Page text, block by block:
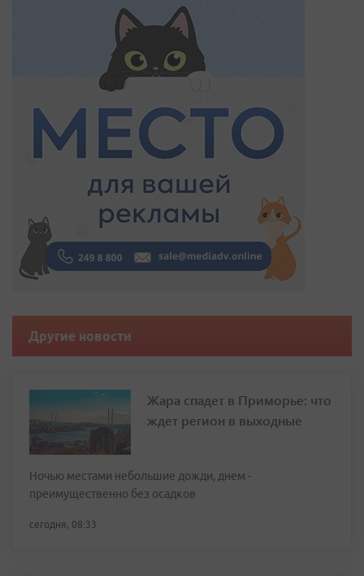
Другие новости
Жара спадет в Приморье: что
ждет регион в выходные
Ночью местами небольшие дожди, днем -
преимущественно без осадков
сегодня, 08:33